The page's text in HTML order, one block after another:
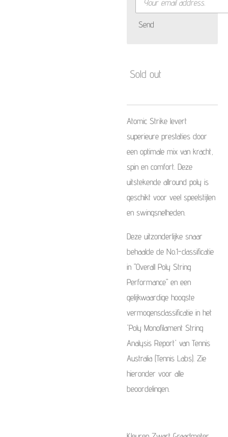
Send
Sold out
Atomic Strike levert
superieure prestaties door
een optimale mix van kracht,
spin en comfort. Deze
uitstekende allround poly is
geschikt voor veel speelstijlen
en swingsnelheden.
Deze uitzonderlijke snaar
behaalde de No.1-classificatie
in "Overall Poly String
Performance" en een
gelijkwaardige hoogste
vermogensclassificatie in het
'Poly Monofilament String
Analysis Report' van Tennis
Australia (Tennis Labs). Zie
hieronder voor alle
beoordelingen.